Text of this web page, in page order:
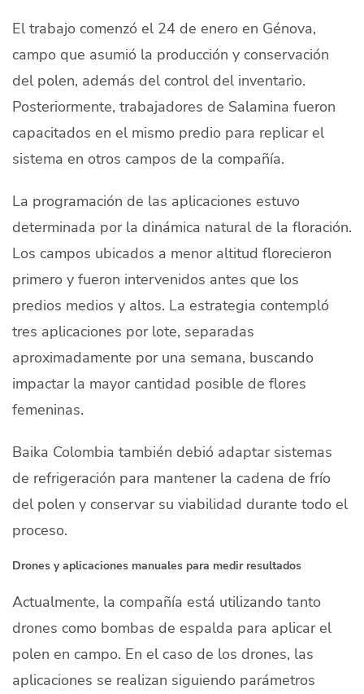
El trabajo comenzó el 24 de enero en Génova,
campo que asumió la producción y conservación
del polen, además del control del inventario.
Posteriormente, trabajadores de Salamina fueron
capacitados en el mismo predio para replicar el
sistema en otros campos de la compañía.
La programación de las aplicaciones estuvo
determinada por la dinámica natural de la floración.
Los campos ubicados a menor altitud florecieron
primero y fueron intervenidos antes que los
predios medios y altos. La estrategia contempló
tres aplicaciones por lote, separadas
aproximadamente por una semana, buscando
impactar la mayor cantidad posible de flores
femeninas.
Baika Colombia también debió adaptar sistemas
de refrigeración para mantener la cadena de frío
del polen y conservar su viabilidad durante todo el
proceso.
Drones y aplicaciones manuales para medir resultados
Actualmente, la compañía está utilizando tanto
drones como bombas de espalda para aplicar el
polen en campo. En el caso de los drones, las
aplicaciones se realizan siguiendo parámetros